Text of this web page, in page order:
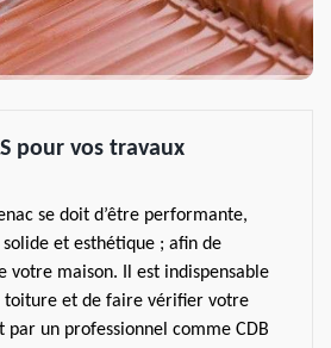
pour vos travaux
se doit d’être performante,
solide et esthétique ; afin de
votre maison. Il est indispensable
et de faire vérifier votre
un professionnel comme CDB